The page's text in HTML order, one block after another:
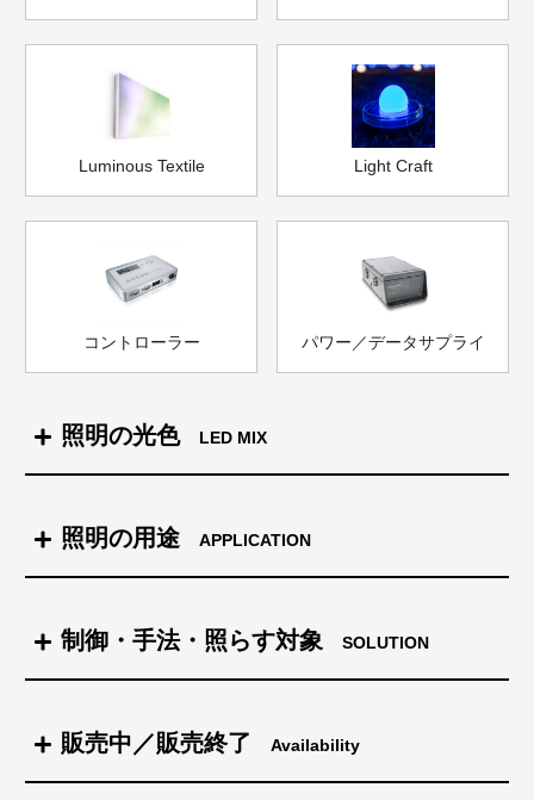
Luminous Textile Light Craft
コントローラー パワー／データサプライ
照明の光色 LED MIX
インテリヒュー(IntelliHue) LED照明
白色LED照明（色温度固定）
照明の用途 APPLICATION
アクセント照明
制御・手法・照らす対象 SOLUTION
販売中／販売終了 Availability